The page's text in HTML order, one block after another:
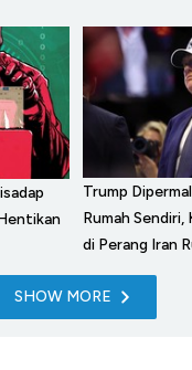
Trump
Rumah Sendiri,
di Perang Iran
SHOW MORE